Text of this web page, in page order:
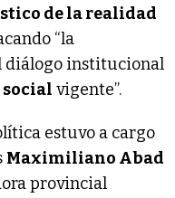
de la realidad
“la
diálogo institucional
vigente”.
estuvo a cargo
Maximiliano Abad
provincial